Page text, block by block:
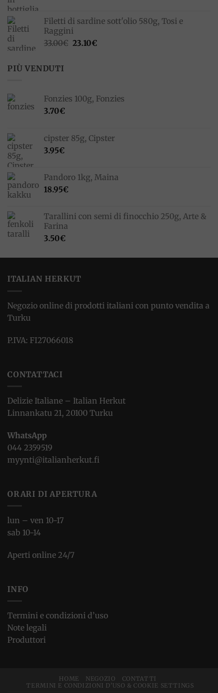
Filetti di sardine sott'olio 580g, Tosi e
Raggini
33.00€ Il
23.10€Il
PIÙ VENDUTI
Fonzies 100g, Fonzies
3.70€
cipster 85g, Cipster
3.95€
Pandoro 1kg, Maina
18.95€
Tarallini con semi di finocchio 250g, Arte &
Farina
3.50€
ITALIAN HERKUT
Negozio online di prodotti italiani con punto vendita a
Turku
P.IVA: FI27066018
CONTATTACI
Delizie Italiane – Italian Herkut
Linnankatu 21, 20100 Turku
WhatsApp
044 2359519
myynti@italianherkut.fi
ORARI DI APERTURA
lun – ven 10-17
sab 10-14
Aperti online 24/7
INFO
Termini e condizioni d’uso
Note legali
Produttori
HOME NEGOZIO
CONTATTI
TERMINI E CONDIZIONI D’USO & COOKIE SETTINGS